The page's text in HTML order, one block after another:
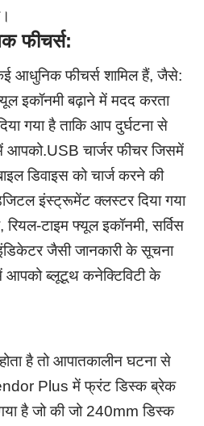
फीचर्स:
आधुनिक फीचर्स शामिल हैं, जैसे:
इकॉनमी बढ़ाने में मदद करता
गया है ताकि आप दुर्घटना से
चार्जर फीचर जिसमें
डिवाइस को चार्ज करने की
इंस्ट्रूमेंट क्लस्टर दिया गया
टाइम फ्यूल इकॉनमी, सर्विस
जैसी जानकारी के सूचना
ब्लूटूथ कनेक्टिविटी के
है तो आपातकालीन घटना से
Plus में फ्रंट डिस्क ब्रेक
है जो की जो 240mm डिस्क